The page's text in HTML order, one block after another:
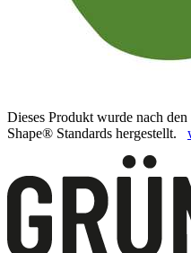
Dieses Produkt wurde nach
Shape® Standards hergestellt.